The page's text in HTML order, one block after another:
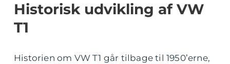
Historisk udvikling af VW
T1
Historien om VW T1 går tilbage til 1950’erne,